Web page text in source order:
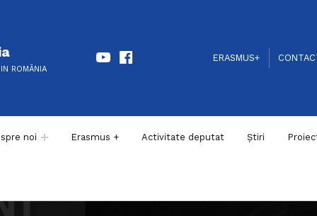
ROMÂNIA
SOCIAL LINKS
YoutubeFacebook
ERASMUS+
noi Erasmus + Activitate deputat Știri